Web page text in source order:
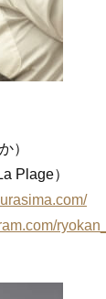
）
Plage）